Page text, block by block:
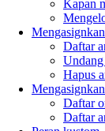
Kapan
Daftar
Undang
Hapus
Daftar
Daftar